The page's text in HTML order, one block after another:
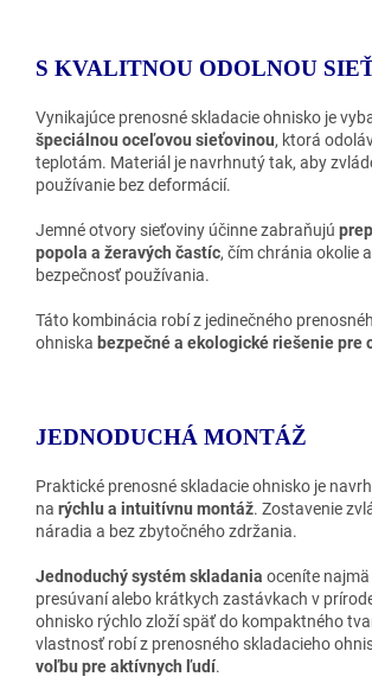
S KVALITNOU ODOLNOU
Vynikajúce prenosné skladacie ohnisko je
špeciálnou oceľovou sieťovinou, ktorá
teplotám. Materiál je navrhnutý tak, aby
používanie bez deformácií.
Jemné otvory sieťoviny účinne zabraňujú
popola a žeravých častíc, čím chránia okolie
bezpečnosť používania.
Táto kombinácia robí z jedinečného
ohniska bezpečné a ekologické riešenie pre
JEDNODUCHÁ MONTÁŽ
Praktické prenosné skladacie ohnisko je
na rýchlu a intuitívnu montáž. Zostavenie
náradia a bez zbytočného zdržania.
Jednoduchý systém skladania oceníte
presúvaní alebo krátkych zastávkach v
ohnisko rýchlo zloží späť do kompaktného
vlastnosť robí z prenosného skladacieho
voľbu pre aktívnych ľudí.